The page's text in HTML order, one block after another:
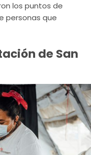
los puntos de
personas que
de San